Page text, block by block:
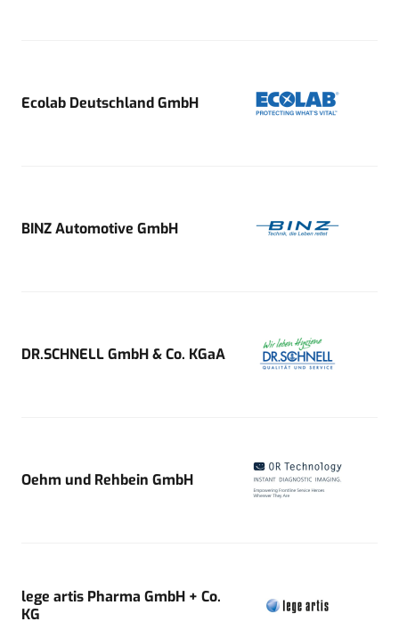
Ecolab Deutschland GmbH
BINZ Automotive GmbH
DR.SCHNELL GmbH & Co. KGaA
Oehm und Rehbein GmbH
lege artis Pharma GmbH + Co.
KG